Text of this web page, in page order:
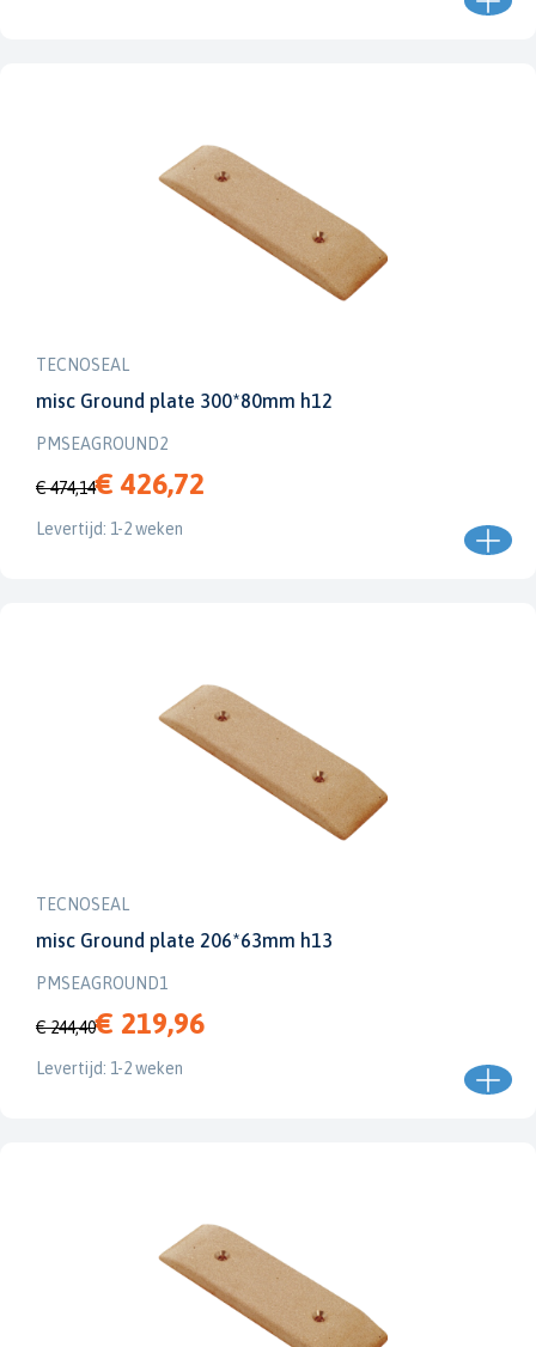
TECNOSEAL
misc Ground plate 300*80mm h12
PMSEAGROUND2
€ 474,14€ 426,72
Levertijd: 1-2 weken
TECNOSEAL
misc Ground plate 206*63mm h13
PMSEAGROUND1
€ 244,40€ 219,96
Levertijd: 1-2 weken